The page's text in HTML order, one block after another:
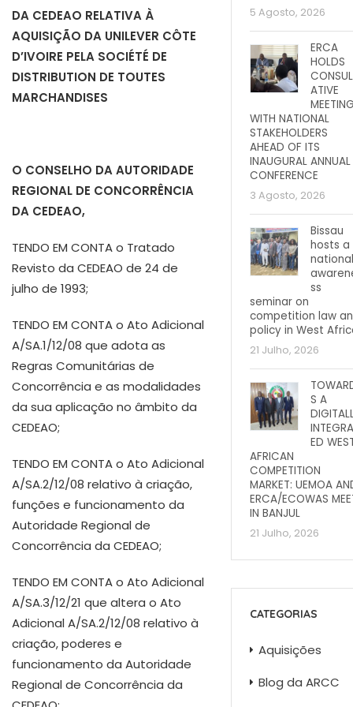
DA CEDEAO RELATIVA À
AQUISIÇÃO DA UNILEVER CÔTE
D’IVOIRE PELA SOCIÉTÉ DE
DISTRIBUTION DE TOUTES
MARCHANDISES
O CONSELHO DA AUTORIDADE
REGIONAL DE CONCORRÊNCIA
DA CEDEAO,
TENDO EM CONTA o Tratado
Revisto da CEDEAO de 24 de
julho de 1993;
TENDO EM CONTA o Ato Adicional
A/SA.1/12/08 que adota as
Regras Comunitárias de
Concorrência e as modalidades
da sua aplicação no âmbito da
CEDEAO;
TENDO EM CONTA o Ato Adicional
A/SA.2/12/08 relativo à criação,
funções e funcionamento da
Autoridade Regional de
Concorrência da CEDEAO;
TENDO EM CONTA o Ato Adicional
A/SA.3/12/21 que altera o Ato
Adicional A/SA.2/12/08 relativo à
criação, poderes e
funcionamento da Autoridade
Regional de Concorrência da
5 Agosto, 2026
ERCA
HOLDS
ATIVE
WITH NATIONAL
STAKEHOLDERS
AHEAD OF ITS
INAUGURAL ANNUAL
CONFERENCE
3 Agosto, 2026
Bissau
hosts a
national
ss
seminar on
competition law
policy in West
21 Julho, 2026
S A
ED
AFRICAN
COMPETITION
MARKET: UEMOA
ERCA/ECOWAS
IN BANJUL
21 Julho, 2026
CATEGORIAS
Aquisições
Blog da ARCC